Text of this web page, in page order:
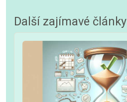
Další zajímavé články